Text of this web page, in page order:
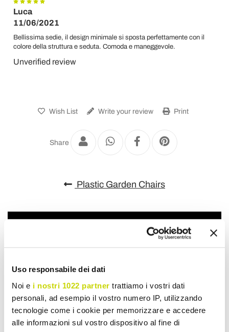
Uso responsabile dei dati
Noi e i nostri 1022 partner trattiamo i vostri dati
personali, ad esempio il vostro numero IP, utilizzando
tecnologie come i cookie per memorizzare e accedere
alle informazioni sul vostro dispositivo al fine di
Luca
11/06/2021
Bellissima sedie, il design minimale si sposta perfettamente con il
colore della struttura e seduta. Comoda e maneggevole.
Unverified review
Wish List Write your review Print
Share
Plastic Garden Chairs